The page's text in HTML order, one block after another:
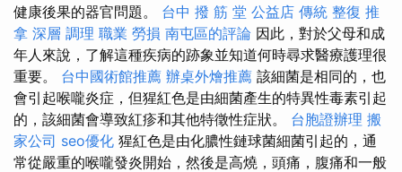
健康後果的器官問題。 台中 撥 筋 堂 公益店 傳統 整復 推
拿 深層 調理 職業 勞損 南屯區的評論 因此，對於父母和成
年人來說，了解這種疾病的跡象並知道何時尋求醫療護理很
重要。 台中國術館推薦 辦桌外燴推薦 該細菌是相同的，也
會引起喉嚨炎症，但猩紅色是由細菌產生的特異性毒素引起
的，該細菌會導致紅疹和其他特徵性症狀。 台胞證辦理 搬
家公司 seo優化 猩紅色是由化膿性鏈球菌細菌引起的，通
常從嚴重的喉嚨發炎開始，然後是高燒，頭痛，腹痛和一般